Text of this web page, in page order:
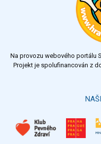
Na provozu webového portálu
Projekt je spolufinancován z